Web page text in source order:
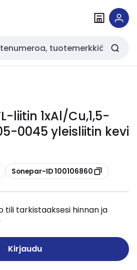
liitin 1xAl/Cu,1,5-
0045 yleisliitin kevi
Kopioi
Sonepar-ID 100106860
tili tarkistaaksesi hinnan ja
Kirjaudu